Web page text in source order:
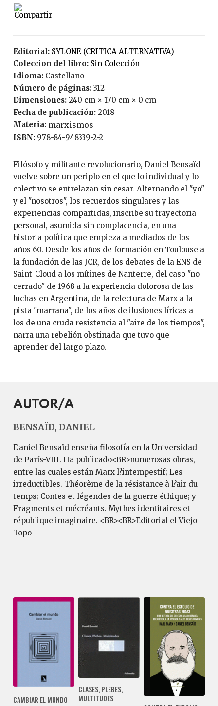
Editorial:
SYLONE (CRITICA ALTERNATIVA)
Coleccion del libro:
Sin Colección
Idioma:
Castellano
Número de páginas: 312
Dimensiones: 240 cm × 170 cm × 0 cm
Fecha de publicación:
2018
Materia: marxismos
ISBN: 978-84-948339-2-2
Filósofo y militante revolucionario, Daniel Bensaïd
vuelve sobre un periplo en el que lo individual y lo
colectivo se entrelazan sin cesar. Alternando el "yo"
y el "nosotros", los recuerdos singulares y las
experiencias compartidas, inscribe su trayectoria
personal, asumida sin complacencia, en una
historia política que empieza a mediados de los
años 60. Desde los años de formación en Toulouse a
la fundación de las JCR, de los debates de la ENS de
Saint-Cloud a los mítines de Nanterre, del caso "no
cerrado" de 1968 a la experiencia dolorosa de las
luchas en Argentina, de la relectura de Marx a la
pista "marrana", de los años de ilusiones líricas a
los de una cruda resistencia al "aire de los tiempos",
narra una rebelión obstinada que tuvo que
aprender del largo plazo.
AUTOR/A
BENSAÏD, DANIEL
Daniel Bensaïd enseña filosofía en la Universidad
de París-VIII. Ha publicado<BR>numerosas obras,
entre las cuales están Marx l?intempestif; Les
irreductibles. Théorème de la résistance à l?air du
temps; Contes et légendes de la guerre éthique; y
Fragments et mécréants. Mythes identitaires et
république imaginaire. <BR><BR>Editorial el Viejo
Topo
CAMBIAR EL MUNDO
CLASES, PLEBES,
MULTITUDES